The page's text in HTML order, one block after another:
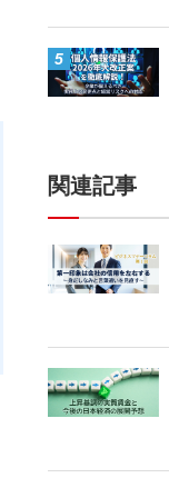
5
関連記事